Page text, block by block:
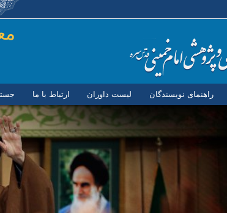
رفتن
راهنمای نویسندگان لیست داوران ارتباط با ما